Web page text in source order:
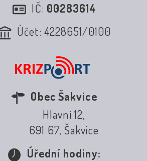
IČ: 00283614
Účet: 4228651/0100
Obec Šakvice
Hlavní 12,
691 67, Šakvice
Úřední hodiny: